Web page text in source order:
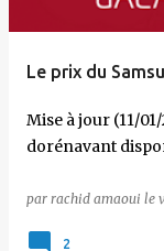
Le prix du
Mise à jour (11/
dorénavant
par rachid amaoui le
2